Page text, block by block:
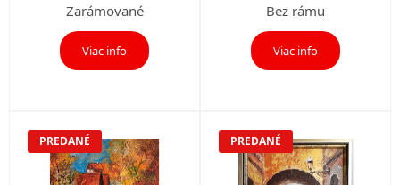
Zarámované
Viac info
Bez rámu
Viac info
PREDANÉ PREDANÉ